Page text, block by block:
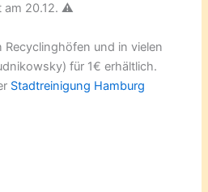
am 20.12. ⚠️
Recyclinghöfen und in vielen
für 1€ erhältlich.
Stadtreinigung Hamburg